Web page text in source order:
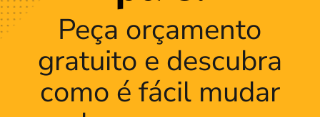
Peça orçamento
gratuito e descubra
como é fácil mudar